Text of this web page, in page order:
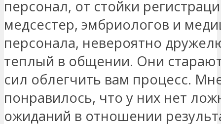
персонал, от стойки
медсестер, эмбриологов и
персонала, невероятно
теплый в общении. Они
сил облегчить вам процесс.
понравилось, что у них нет
ожиданий в отношении